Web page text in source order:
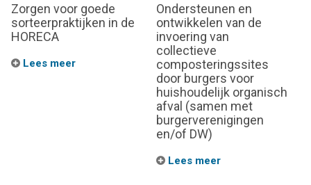
Zorgen voor goede
sorteerpraktijken in de
HORECA
Lees meer
Ondersteunen en
ontwikkelen van de
invoering van
collectieve
composteringssites
door burgers voor
huishoudelijk organisch
afval (samen met
burgerverenigingen
en/of DW)
Lees meer